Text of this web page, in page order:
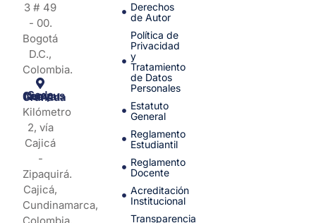
3 # 49
- 00.
Bogotá
D.C.,
Colombia.
Sede Campus Nueva Granada
Kilómetro
2, vía
Cajicá
-
Zipaquirá.
Cajicá,
Cundinamarca,
Derechos
de Autor
Política de
Privacidad
y
Tratamiento
de Datos
Personales
Estatuto
General
Reglamento
Estudiantil
Reglamento
Docente
Acreditación
Institucional
Transparencia